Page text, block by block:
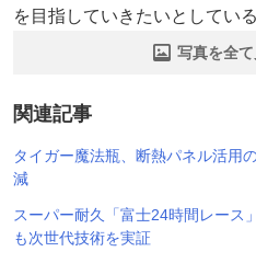
を目指していきたいとしている
写真を全て
関連記事
タイガー魔法瓶、断熱パネル活
減
スーパー耐久「富士24時間レー
も次世代技術を実証